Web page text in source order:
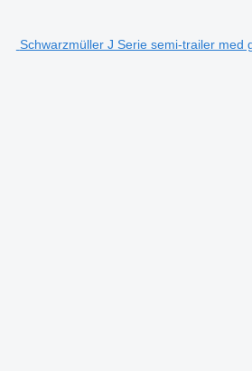
Schwarzmüller J Serie semi-trailer med